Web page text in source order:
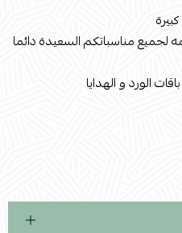
لجميع مناسباتكم السعيدة دائما
الورد و الهدايا